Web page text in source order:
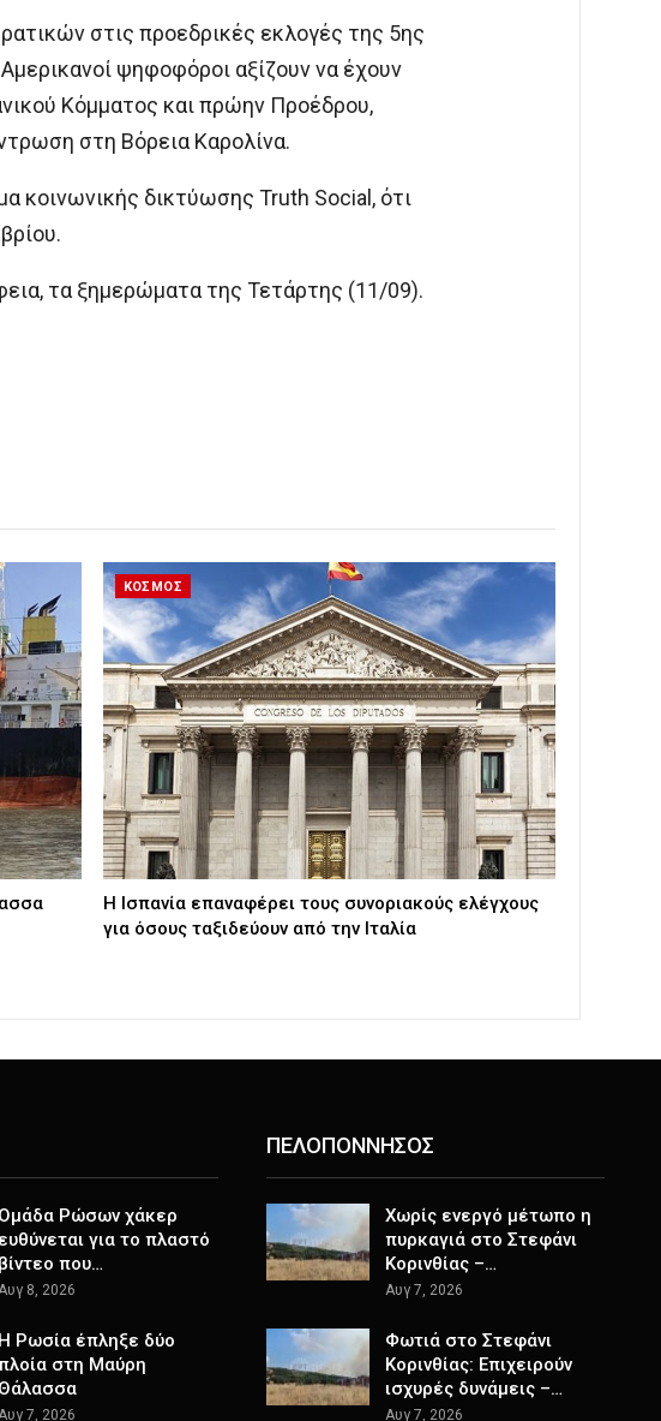
στις προεδρικές εκλογές της 5ης
ψηφοφόροι αξίζουν να έχουν
Κόμματος και πρώην Προέδρου,
στη Βόρεια Καρολίνα.
δικτύωσης Truth Social, ότι
τα ξημερώματα της Τετάρτης (11/09).
ΚΟΣΜΟΣ
H Ισπανία επαναφέρει τους συνοριακούς ελέγχους
για όσους ταξιδεύουν από την Ιταλία
Ομάδα Ρώσων χάκερ
ευθύνεται για το πλαστό
βίντεο που…
8, 2026
Η Ρωσία έπληξε δύο
στη Μαύρη
Θάλασσα
7, 2026
ΠΕΛΟΠΟΝΝΗΣΟΣ
Χωρίς ενεργό μέτωπο η
πυρκαγιά στο Στεφάνι
Κορινθίας –…
Αυγ 7, 2026
Φωτιά στο Στεφάνι
Κορινθίας: Επιχειρούν
ισχυρές δυνάμεις –…
Αυγ 7, 2026